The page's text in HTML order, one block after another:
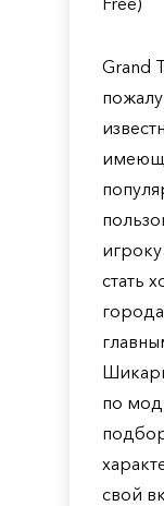
Grand
стать
по
свой